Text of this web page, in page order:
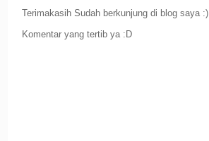
Terimakasih Sudah berkunjung di blog saya :)
Komentar yang tertib ya :D